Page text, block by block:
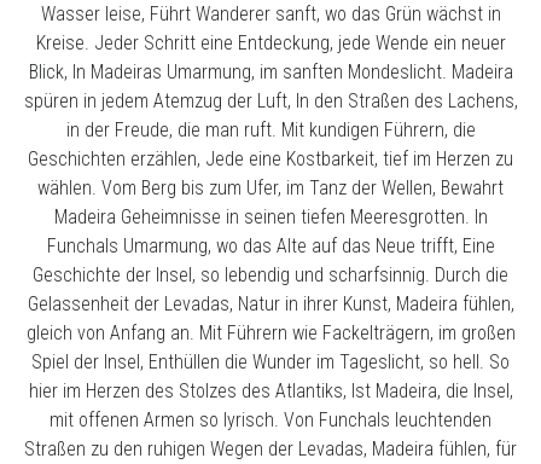
Wasser leise, Führt Wanderer sanft, wo das Grün wächst in
Kreise. Jeder Schritt eine Entdeckung, jede Wende ein neuer
Blick, In Madeiras Umarmung, im sanften Mondeslicht. Madeira
spüren in jedem Atemzug der Luft, In den Straßen des Lachens,
in der Freude, die man ruft. Mit kundigen Führern, die
Geschichten erzählen, Jede eine Kostbarkeit, tief im Herzen zu
wählen. Vom Berg bis zum Ufer, im Tanz der Wellen, Bewahrt
Madeira Geheimnisse in seinen tiefen Meeresgrotten. In
Funchals Umarmung, wo das Alte auf das Neue trifft, Eine
Geschichte der Insel, so lebendig und scharfsinnig. Durch die
Gelassenheit der Levadas, Natur in ihrer Kunst, Madeira fühlen,
gleich von Anfang an. Mit Führern wie Fackelträgern, im großen
Spiel der Insel, Enthüllen die Wunder im Tageslicht, so hell. So
hier im Herzen des Stolzes des Atlantiks, Ist Madeira, die Insel,
mit offenen Armen so lyrisch. Von Funchals leuchtenden
Straßen zu den ruhigen Wegen der Levadas, Madeira fühlen, für